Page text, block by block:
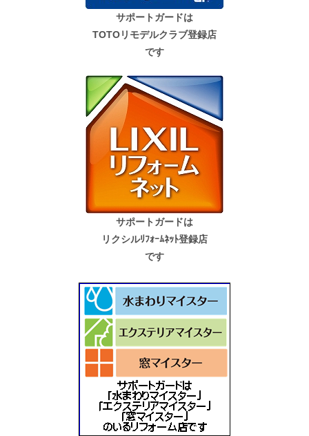
サポートガードは
TOTOリモデルクラブ登録店
です
サポートガードは
リクシルﾘﾌｫｰﾑﾈｯﾄ登録店
です